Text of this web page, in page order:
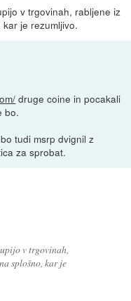
v trgovinah, rabljene iz
je rezumljivo.
druge coine in pocakali
bo.
tudi msrp dvignil z
za sprobat.
v trgovinah,
splošno, kar je